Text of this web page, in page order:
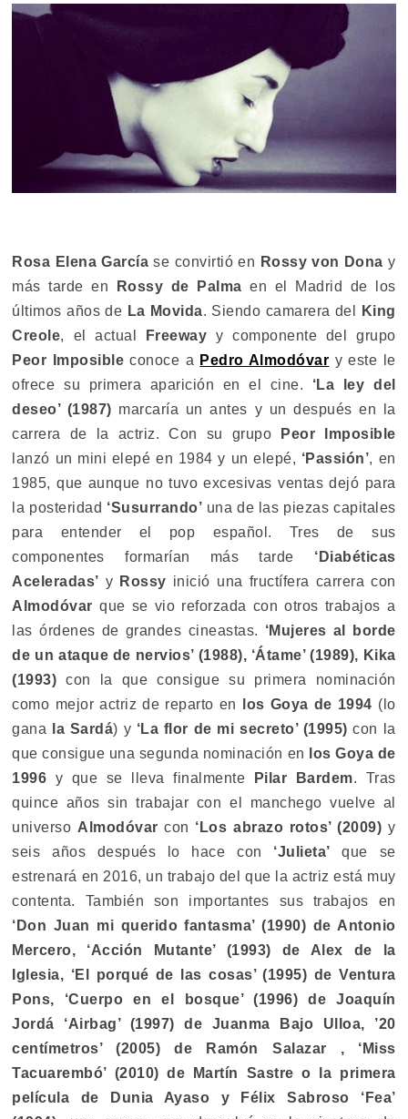
Rosa Elena García se convirtió en Rossy von Dona y
más tarde en
Rossy de Palma en el Madrid de los
últimos años de La Movida. Siendo camarera del
King
Creole, el actual Freeway y componente del grupo
Peor Imposible conoce a Pedro Almodóvar y este le
ofrece su primera aparición en el cine. ‘La ley del
deseo’ (1987) marcaría un antes y un después en la
carrera de la actriz. Con su grupo
Peor Imposible
lanzó un mini elepé en 1984 y un elepé, ‘Passión’, en
1985, que aunque no tuvo excesivas ventas dejó para
la posteridad ‘Susurrando’ una de las piezas capitales
para entender el pop español. Tres de sus
componentes formarían más tarde ‘Diabéticas
Aceleradas’ y Rossy inició una fructífera carrera con
Almodóvar que se vio reforzada con otros trabajos a
las órdenes de grandes cineastas. ‘Mujeres al borde
de un ataque de nervios’ (1988), ‘Átame’ (1989), Kika
(1993) con la que consigue su primera nominación
como mejor actriz de reparto en
los Goya de 1994 (lo
gana
la Sardá) y ‘La flor de mi secreto’ (1995) con la
que consigue una segunda nominación en
los Goya de
1996 y que se lleva finalmente Pilar Bardem. Tras
quince años sin trabajar con el manchego vuelve al
universo Almodóvar con ‘Los abrazo rotos’ (2009) y
seis años después lo hace con ‘Julieta’ que se
estrenará en 2016, un trabajo del que la actriz está muy
contenta. También son importantes sus trabajos en
‘Don Juan mi querido fantasma’ (1990) de Antonio
Mercero, ‘Acción Mutante’ (1993) de Alex de la
Iglesia, ‘El porqué de las cosas’ (1995) de Ventura
Pons, ‘Cuerpo en el bosque’ (1996) de Joaquín
Jordá ‘Airbag’ (1997) de Juanma Bajo Ulloa, ’20
centímetros’ (2005) de Ramón Salazar , ‘Miss
Tacuarembó’ (2010) de Martín Sastre o la primera
película de Dunia Ayaso y Félix Sabroso ‘Fea’